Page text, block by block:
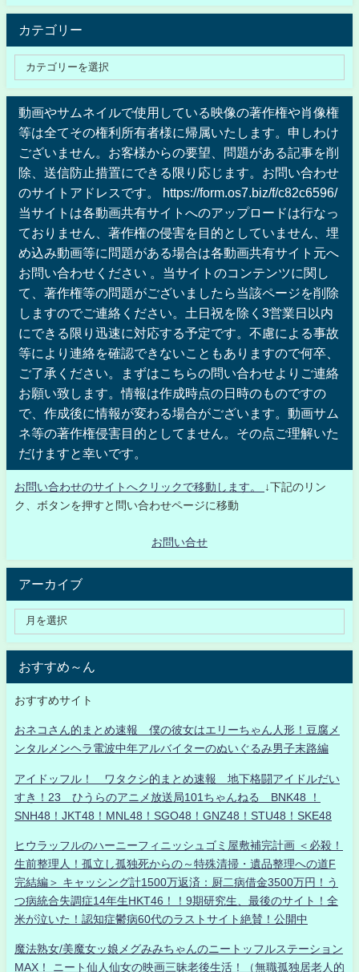
カテゴリー
動画やサムネイルで使用している映像の著作権や肖像権
等は全てその権利所有者様に帰属いたします。申しわけ
ございません。お客様からの要望、問題がある記事を削
除、送信防止措置にできる限り応じます。お問い合わせ
のサイトアドレスです。 https://form.os7.biz/f/c82c6596/
当サイトは各動画共有サイトへのアップロードは行なっ
ておりません、著作権の侵害を目的としていません、埋
め込み動画等に問題がある場合は各動画共有サイト元へ
お問い合わせください 。当サイトのコンテンツに関し
て、著作権等の問題がございましたら当該ページを削除
しますのでご連絡ください。土日祝を除く3営業日以内
にできる限り迅速に対応する予定です。不慮による事故
等により連絡を確認できないこともありますので何卒、
ご了承ください。まずはこちらの問い合わせよりご連絡
お願い致します。情報は作成時点の日時のものですの
で、作成後に情報が変わる場合がございます。動画サム
ネ等の著作権侵害目的としてません。その点ご理解いた
だけますと幸いです。
お問い合わせのサイトへクリックで移動します。
↓下記のリン
ク、ボタンを押すと問い合わせページに移動
お問い合せ
アーカイブ
おすすめ～ん
おすすめサイト
おネコさん的まとめ速報 僕の彼女はエリーちゃん人形！豆腐メ
ンタルメンヘラ電波中年アルバイターのぬいぐるみ男子末路編
アイドッフル！ ワタクシ的まとめ速報 地下格闘アイドルだい
すき！23 ひうらのアニメ放送局101ちゃんねる BNK48 ！
SNH48！JKT48！MNL48！SGO48！GNZ48！STU48！SKE48
ヒウラッフルのハーニーフィニッシュゴミ屋敷補完計画 ＜必殺！
生前整理人！孤立し孤独死からの～特殊清掃・遺品整理への道F
完結編＞ キャッシング計1500万返済：厨二病借金3500万円！う
つ病統合失調症14年生HKT46！！9期研究生、最後のサイト！全
米が泣いた！認知症鬱病60代のラストサイト絶賛！公開中
魔法熟女/美魔女ッ娘メグみみちゃんのニートッフルステーション
MAX！ ニート仙人仙女の映画三昧老後生活！（無職孤独居老人的